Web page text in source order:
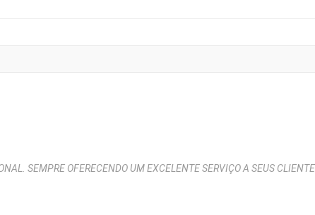
SEMPRE OFERECENDO UM EXCELENTE SERVIÇO A SEUS